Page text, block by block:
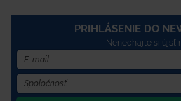
PRIHLÁSENIE DO
Nenechajte si újsť